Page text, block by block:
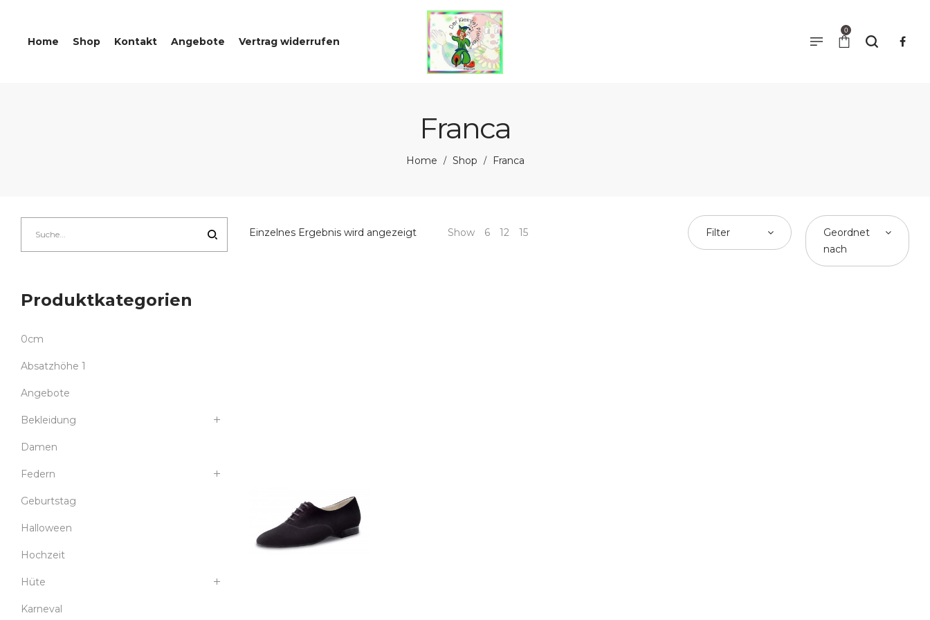
Home Shop Kontakt Angebote Vertrag widerrufen
0
Franca
Home / Shop / Franca
Einzelnes Ergebnis wird angezeigt Show 6 12 15 Filter
Geordnet
nach
Produktkategorien
0cm
Absatzhöhe 1
Angebote
Bekleidung
Damen
Federn
Geburtstag
Halloween
Hochzeit
Hüte
Karneval